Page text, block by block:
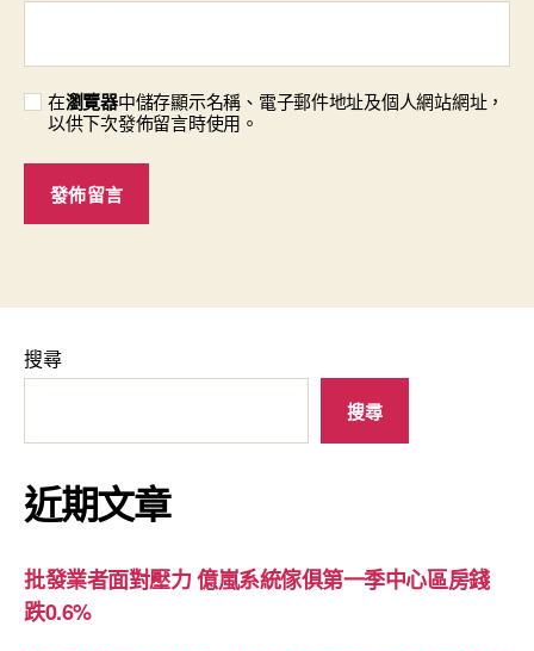
在瀏覽器中儲存顯示名稱、電子郵件地址及個人網站網址，
以供下次發佈留言時使用。
搜尋
搜尋
近期文章
批發業者面對壓力 億嵐系統傢俱第一季中心區房錢
跌0.6%